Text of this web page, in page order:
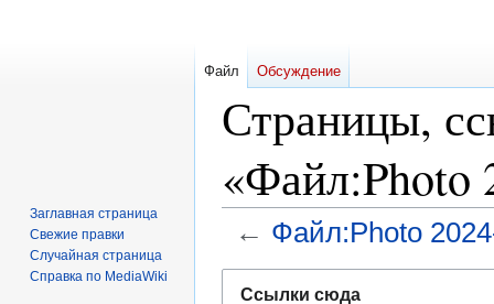
Страницы,
«Файл:Photo
← Файл:Photo
Ссылки сюда
Файл Обсуждение
Заглавная страница
Свежие правки
Случайная страница
Справка по MediaWiki